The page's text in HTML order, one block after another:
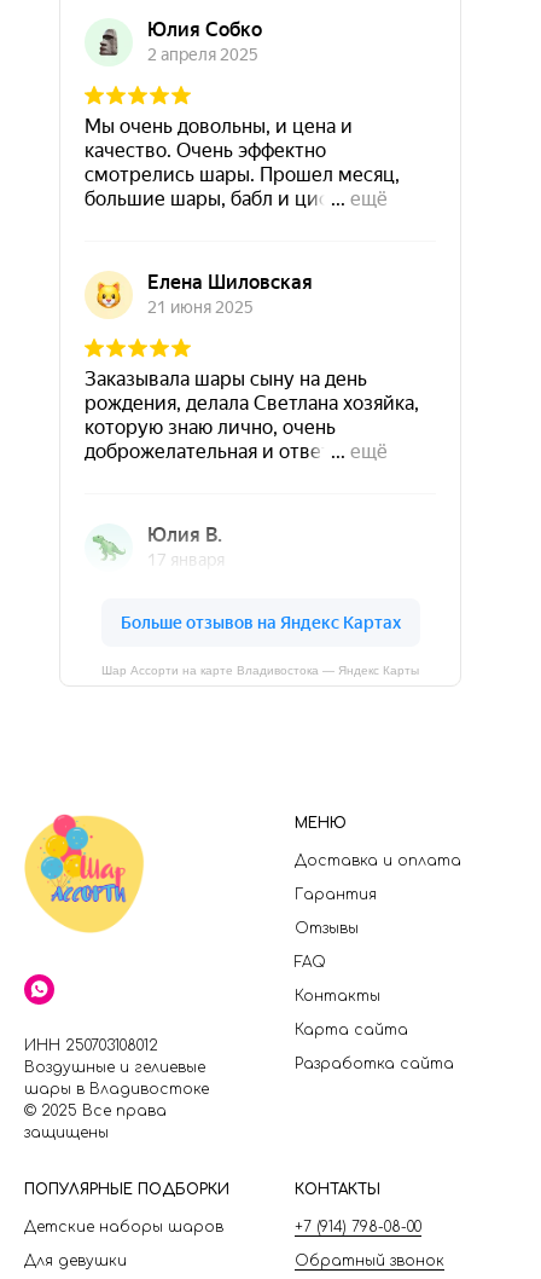
Шар Ассорти на карте Владивостока — Яндекс Карты
ИНН 250703108012
Воздушные и гелиевые
шары в Владивостоке
© 2025 Все права
защищены
МЕНЮ
Доставка и оплата
Гарантия
Отзывы
FAQ
Контакты
Карта сайта
Разработка сайта
ПОПУЛЯРНЫЕ ПОДБОРКИ
Детские наборы шаров
Для девушки
КОНТАКТЫ
+7 (914) 798-08-00
Обратный звонок